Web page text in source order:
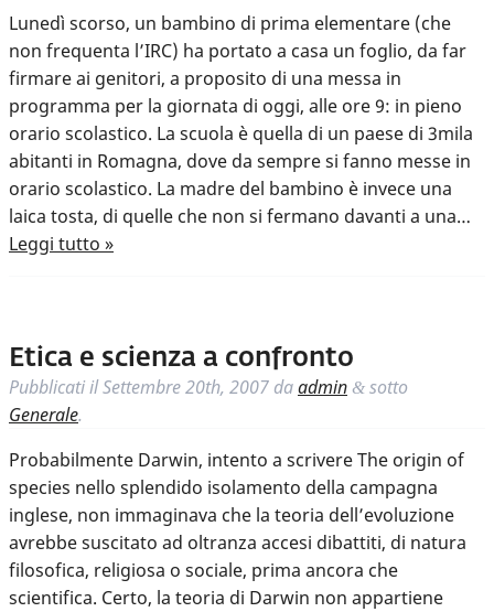
Lunedì scorso, un bambino di prima elementare (che
non frequenta l’IRC) ha portato a casa un foglio, da far
firmare ai genitori, a proposito di una messa in
programma per la giornata di oggi, alle ore 9: in pieno
orario scolastico. La scuola è quella di un paese di 3mila
abitanti in Romagna, dove da sempre si fanno messe in
orario scolastico. La madre del bambino è invece una
laica tosta, di quelle che non si fermano davanti a una…
Leggi tutto »
Etica e scienza a confronto
Pubblicati ilSettembre 20th, 2007 daadmin & sotto
Generale.
Probabilmente Darwin, intento a scrivere The origin of
species nello splendido isolamento della campagna
inglese, non immaginava che la teoria dell’evoluzione
avrebbe suscitato ad oltranza accesi dibattiti, di natura
filosofica, religiosa o sociale, prima ancora che
scientifica. Certo, la teoria di Darwin non appartiene